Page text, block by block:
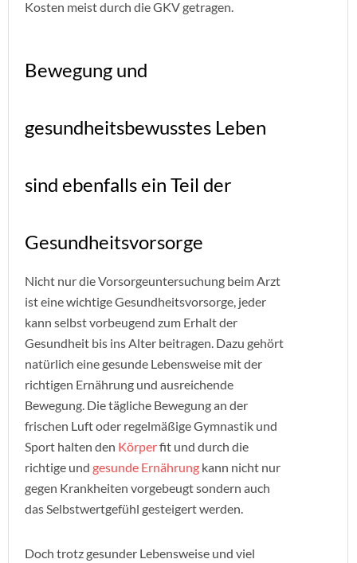
Kosten meist durch die GKV getragen.
Bewegung und
gesundheitsbewusstes Leben
sind ebenfalls ein Teil der
Gesundheitsvorsorge
Nicht nur die Vorsorgeuntersuchung beim Arzt
ist eine wichtige Gesundheitsvorsorge, jeder
kann selbst vorbeugend zum Erhalt der
Gesundheit bis ins Alter beitragen. Dazu gehört
natürlich eine gesunde Lebensweise mit der
richtigen Ernährung und ausreichende
Bewegung. Die tägliche Bewegung an der
frischen Luft oder regelmäßige Gymnastik und
Sport halten den Körperfit und durch die
richtige und gesunde Ernährung kann nicht nur
gegen Krankheiten vorgebeugt sondern auch
das Selbstwertgefühl gesteigert werden.
Doch trotz gesunder Lebensweise und viel